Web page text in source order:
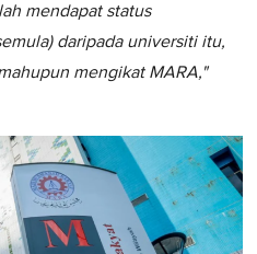
mendapat status
daripada universiti itu,
mengikat MARA,"